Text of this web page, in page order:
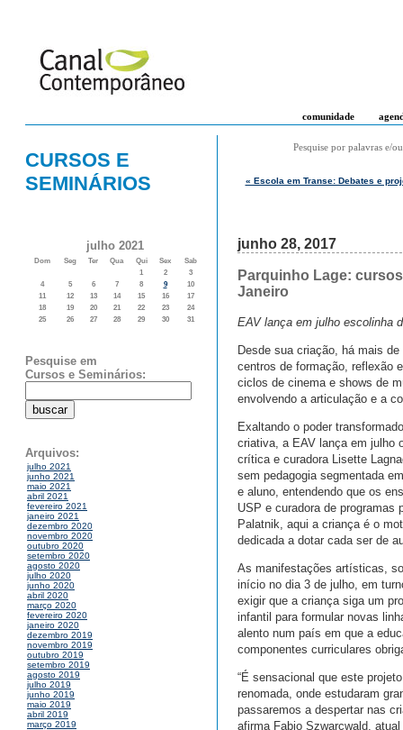
comunidade
CURSOS E
SEMINÁRIOS
julho 2021
Dom Seg Ter Qua Qui Sex
Sab
1
2
3
4
5 6 7 8 9
10
11
12 13 14 15 16
17
18
19 20 21 22 23
24
25
26 27 28 29 30 31
Pesquise em
Cursos e Seminários:
Arquivos:
julho 2021
junho 2021
maio 2021
abril 2021
fevereiro 2021
janeiro 2021
dezembro 2020
novembro 2020
outubro 2020
setembro 2020
agosto 2020
julho 2020
junho 2020
abril 2020
março 2020
fevereiro 2020
janeiro 2020
dezembro 2019
novembro 2019
outubro 2019
setembro 2019
agosto 2019
julho 2019
junho 2019
maio 2019
abril 2019
março 2019
Pesquise por palavras e/
« Escola em Transe: Debates e
junho 28, 2017
Parquinho Lage:
Janeiro
EAV lança em julho escolinha
Desde sua criação, há mais
centros de formação, reflexão
ciclos de cinema e shows de
envolvendo a articulação e a
Exaltando o poder
criativa, a EAV lança em julho
crítica e curadora Lisette
sem pedagogia segmentada
e aluno, entendendo que os
USP e curadora de programas
Palatnik, aqui a criança é o
dedicada a dotar cada ser de
As manifestações artísticas,
início no dia 3 de julho, em
exigir que a criança siga um
infantil para formular novas
alento num país em que a
componentes curriculares
“É sensacional que este
renomada, onde estudaram
passaremos a despertar nas
afirma Fabio Szwarcwald,